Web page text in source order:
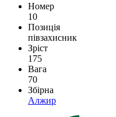
Номер
10
Позиція
півзахисник
Зріст
175
Вага
70
Збірна
Алжир